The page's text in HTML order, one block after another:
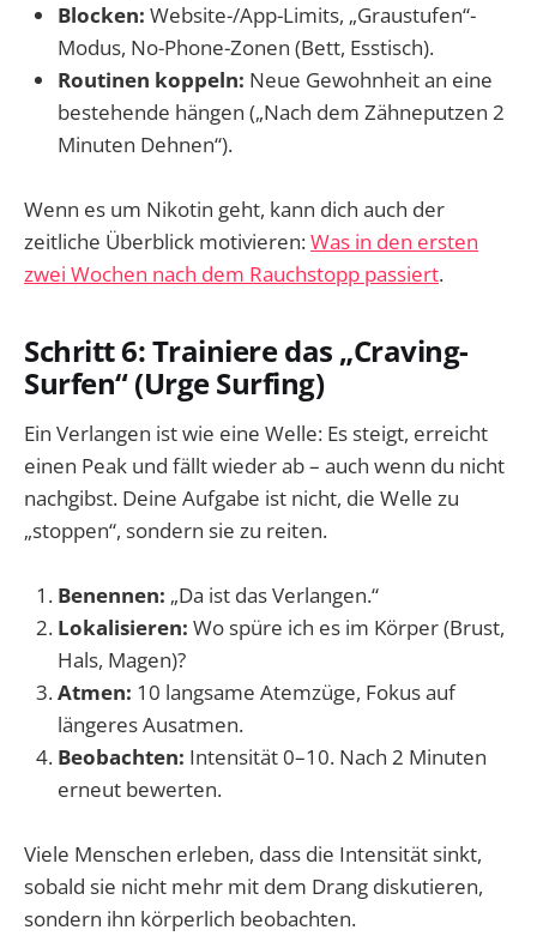
Blocken: Website-/App-Limits, „Graustufen“-
Modus, No-Phone-Zonen (Bett, Esstisch).
Routinen koppeln: Neue Gewohnheit an eine
bestehende hängen („Nach dem Zähneputzen 2
Minuten Dehnen“).
Wenn es um Nikotin geht, kann dich auch der
zeitliche Überblick motivieren:Was in den ersten
zwei Wochen nach dem Rauchstopp passiert.
Schritt 6: Trainiere das „Craving-
Surfen“ (Urge Surfing)
Ein Verlangen ist wie eine Welle: Es steigt, erreicht
einen Peak und fällt wieder ab – auch wenn du nicht
nachgibst. Deine Aufgabe ist nicht, die Welle zu
„stoppen“, sondern sie zu reiten.
Benennen: „Da ist das Verlangen.“
Lokalisieren: Wo spüre ich es im Körper (Brust,
Hals, Magen)?
Atmen: 10 langsame Atemzüge, Fokus auf
längeres Ausatmen.
Beobachten: Intensität 0–10. Nach 2 Minuten
erneut bewerten.
Viele Menschen erleben, dass die Intensität sinkt,
sobald sie nicht mehr mit dem Drang diskutieren,
sondern ihn körperlich beobachten.